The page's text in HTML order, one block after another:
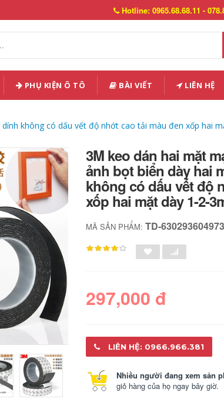
Hotline: 0965.68.68.11 -
PHỤ KIỆN Ô TÔ BÀI VIẾT LIÊN HỆ
không có dấu vết độ nhớt cao tải màu đen xốp hai
3M keo dán hai mặt
ảnh bọt biển dày hai
không có dấu vết độ
xốp hai mặt dày 1-2-
MÃ SẢN PHẨM:TD-630293604973
297,000 đ
LIÊN HỆ: 0966.966.381
Nhiều người đang xem sản
giỏ hàng của họ ngay bây giờ.